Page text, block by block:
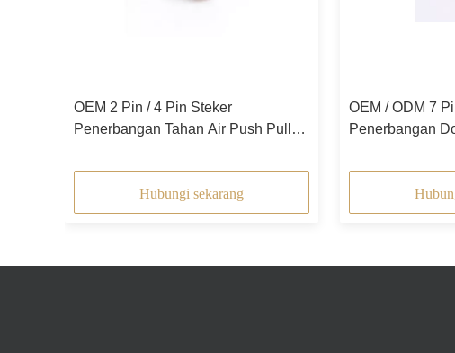
OEM 2 Pin / 4 Pin Steker
Penerbangan Tahan Air Push Pull
Hubungi sekarang
OEM / ODM 7
Penerbangan